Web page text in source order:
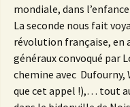
mondiale, dans
La seconde nous fait
révolution française, en
généraux convoqué par
chemine avec
que cet appel !),… tout